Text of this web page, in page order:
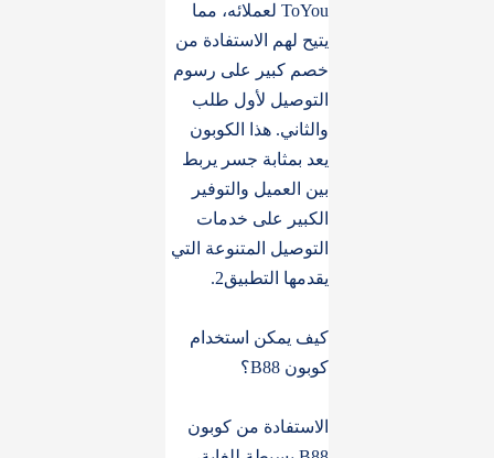
ToYou لعملائه، مما
يتيح لهم الاستفادة من
خصم كبير على رسوم
التوصيل لأول طلب
والثاني. هذا الكوبون
يعد بمثابة جسر يربط
بين العميل والتوفير
الكبير على خدمات
التوصيل المتنوعة التي
يقدمها التطبيق2.
كيف يمكن استخدام
كوبون B88؟
الاستفادة من كوبون